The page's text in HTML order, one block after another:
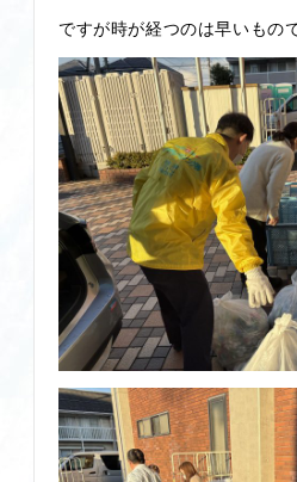
ですが時が経つのは早いもの